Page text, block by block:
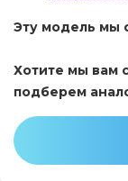
Эту модель мы
Хотите мы вам
подберем